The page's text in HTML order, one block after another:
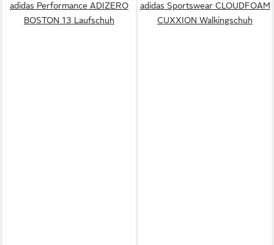
adidas Performance ADIZERO
BOSTON 13 Laufschuh
adidas Sportswear CLOUDFOAM
CUXXION Walkingschuh